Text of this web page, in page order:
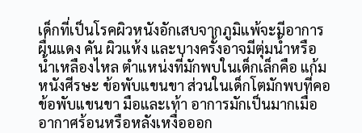
เด็กที่เป็นโรคผิวหนังอักเสบจากภูมิแพ้จะมีอาการ
ผื่นแดง คัน ผิวแห้ง และบางครั้งอาจมีตุ่มน้ำหรือ
น้ำเหลืองไหล ตำแหน่งที่มักพบในเด็กเล็กคือ แก้ม
หนังศีรษะ ข้อพับแขนขา ส่วนในเด็กโตมักพบที่คอ
ข้อพับแขนขา มือและเท้า อาการมักเป็นมากเมื่อ
อากาศร้อนหรือหลังเหงื่อออก